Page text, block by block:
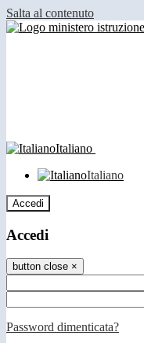
Salta al contenuto
Italiano
Italiano
Accedi
Accedi
button close ×
Password dimenticata?